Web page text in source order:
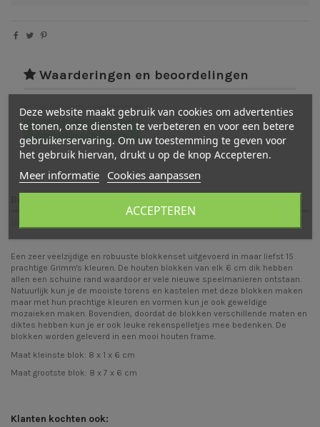
Waarderingen en beoordelingen
Er zijn nog geen beoordelingen
Schrijf een beoordeling
Een zeer veelzijdige en robuuste blokkenset uitgevoerd in maar liefst 15
prachtige Grimm's kleuren. De houten blokken van elk 6 cm dik hebben
allen een schuine rand waardoor er vele nieuwe speelmanieren ontstaan.
Natuurlijk kun je de mooiste torens en kastelen met deze blokken maken
maar met hun prachtige kleuren en vormen kun je ook geweldige
mozaieken maken. Bovendien, doordat de blokken verschillende maten en
diktes hebben kun je er ook leuke rekenspelletjes mee bedenken. De
blokken worden geleverd in een mooi houten frame.
Maat kleinste blok: 8 x 1 x 6 cm
Maat grootste blok: 8 x 7 x 6 cm
Klanten kochten ook:
Deze website maakt gebruik van cookies om advertenties
te tonen, onze diensten te verbeteren en voor een betere
gebruikerservaring. Om uw toestemming te geven voor
het gebruik hiervan, drukt u op de knop Accepteren.
Meer informatie Cookies aanpassen
ACCEPTEREN